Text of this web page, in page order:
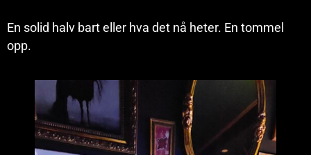
En solid halv bart eller hva det nå heter. En tommel
opp.